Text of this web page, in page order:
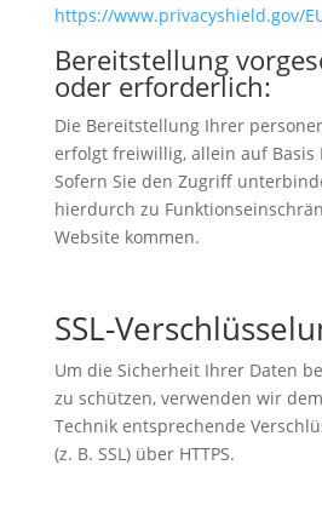
https://www.privacyshield.gov/
Bereitstellung
oder erforderlich:
Die Bereitstellung Ihrer
erfolgt freiwillig, allein auf Basis
Sofern Sie den Zugriff
hierdurch zu
Website kommen.
SSL-
Um die Sicherheit Ihrer Daten
zu schützen, verwenden wir
Technik entsprechende
(z. B. SSL) über HTTPS.